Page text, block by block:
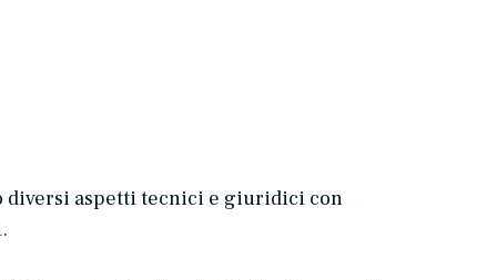
diversi aspetti tecnici e giuridici con